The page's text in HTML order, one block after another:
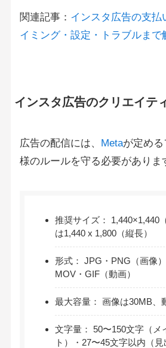
関連記事： インスタ広告の支払
イミング・設定・トラブルまで
インスタ広告のクリエイテ
広告の配信には、 Metaが定め
様のルールを守る必要がありま
推奨サイズ： 1,440×1,440
は1,440 x 1,800（縦長）
形式： JPG・PNG（画像
MOV・GIF（動画）
最大容量： 画像は30MB、
文字量： 50〜150文字（メ
ト）・27〜45文字以内（見